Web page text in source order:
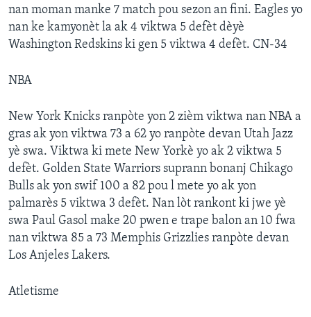
nan moman manke 7 match pou sezon an fini. Eagles yo
nan ke kamyonèt la ak 4 viktwa 5 defèt dèyè
Washington Redskins ki gen 5 viktwa 4 defèt. CN-34
NBA
New York Knicks ranpòte yon 2 zièm viktwa nan NBA a
gras ak yon viktwa 73 a 62 yo ranpòte devan Utah Jazz
yè swa. Viktwa ki mete New Yorkè yo ak 2 viktwa 5
defèt. Golden State Warriors suprann bonanj Chikago
Bulls ak yon swif 100 a 82 pou l mete yo ak yon
palmarès 5 viktwa 3 defèt. Nan lòt rankont ki jwe yè
swa Paul Gasol make 20 pwen e trape balon an 10 fwa
nan viktwa 85 a 73 Memphis Grizzlies ranpòte devan
Los Anjeles Lakers.
Atletisme